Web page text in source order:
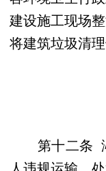
建设施工现场
将建筑垃圾清
第十二条 沁